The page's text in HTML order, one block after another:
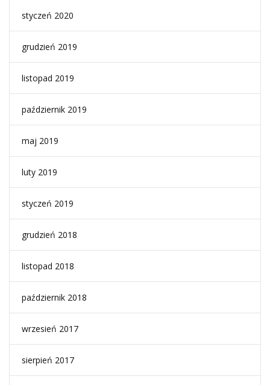
styczeń 2020
grudzień 2019
listopad 2019
październik 2019
maj 2019
luty 2019
styczeń 2019
grudzień 2018
listopad 2018
październik 2018
wrzesień 2017
sierpień 2017